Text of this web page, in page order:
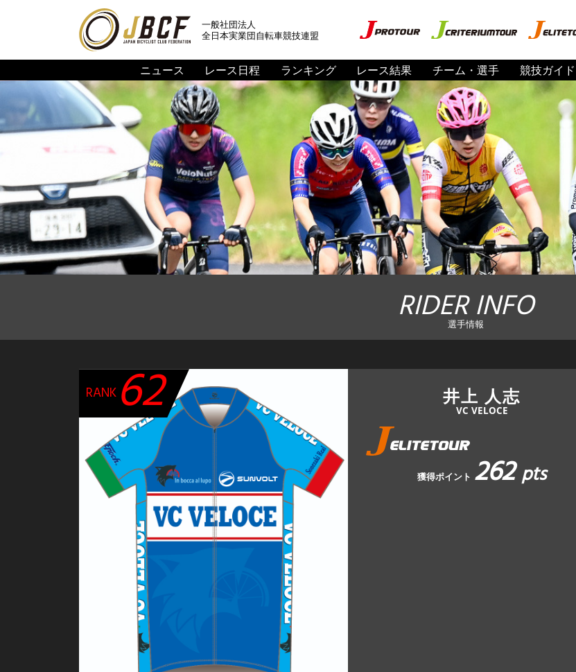
一般社団法人
全日本実業団自転車競技連盟
ニュース レース日程 ランキング レース結果 チーム・選手 競技ガイド
RIDER INFO
選手情報
RANK62 井上 人志
VC VELOCE
獲得ポイント 262pts